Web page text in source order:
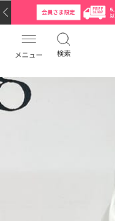
メニュー 検索